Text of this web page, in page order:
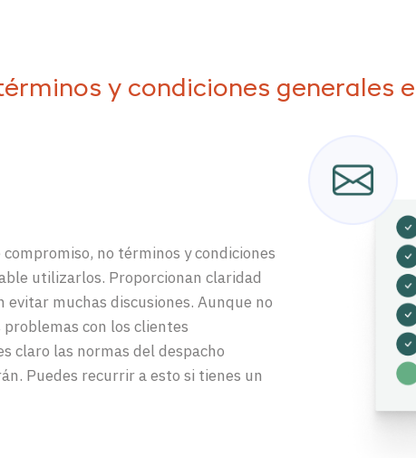
y condiciones generales
no términos y condiciones
utilizarlos. Proporcionan claridad
muchas discusiones. Aunque no
con los clientes
claro las normas del despacho
Puedes recurrir a esto si tienes un